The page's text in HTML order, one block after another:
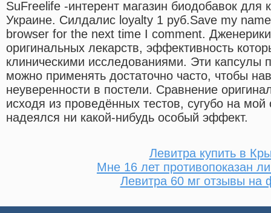
SuFreelife -интерент магазин биодобавок для
Украине. Силдалис loyalty 1 руб.Save my
browser for the next time I comment.
оригинальных лекарств, эффективность
клиническими исследованиями. Эти капсулы
можно применять достаточно часто, чтобы
неуверенности в постели. Сравнение
исходя из проведённых тестов, сугубо на
надеялся ни какой-нибудь особый эффект.
Левитра купить в
Мне 16 лет противопоказан
Левитра 60 мг отзывы на